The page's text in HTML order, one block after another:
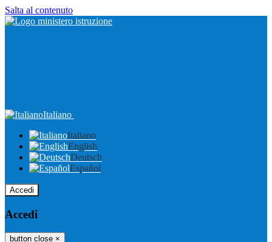
Salta al contenuto
Italiano
Italiano
English
Deutsch
Español
Accedi
Accedi
button close ×